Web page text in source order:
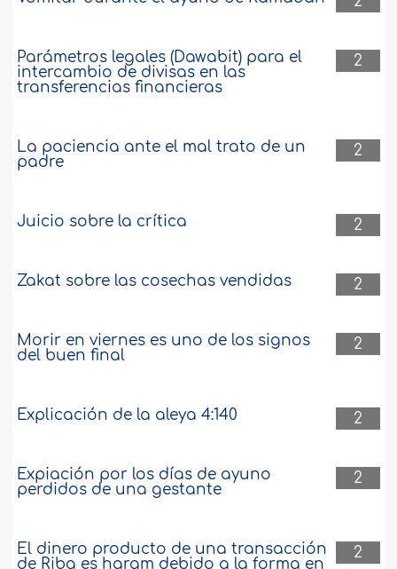
2
Parámetros legales (Dawabit) para el
intercambio de divisas en las
transferencias financieras
2
La paciencia ante el mal trato de un
padre
2
Juicio sobre la crítica
2
Zakat sobre las cosechas vendidas
2
Morir en viernes es uno de los signos
del buen final
2
Explicación de la aleya 4:140
2
Expiación por los días de ayuno
perdidos de una gestante
2
El dinero producto de una transacción
de Riba es haram debido a la forma en